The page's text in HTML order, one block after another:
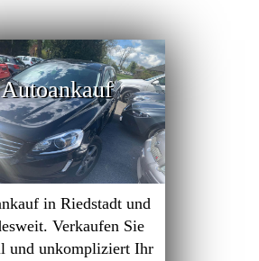
Autoankauf
in Riedstadt und
Verkaufen Sie
und unkompliziert Ihr